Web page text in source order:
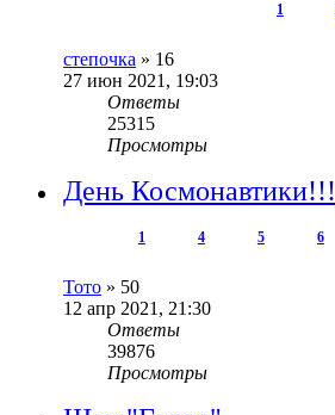
1
степочка »
27 июн 2021, 19:03
16
Ответы
25315
Просмотры
День Космонавтики!!!
1 4 5 6
Тото »
12 апр 2021, 21:30
50
Ответы
39876
Просмотры